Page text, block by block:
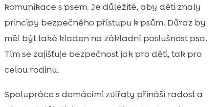
komunikace s psem. Je důležité, aby děti znaly
principy bezpečného přístupu k psům. Důraz by
měl být také kladen na základní poslušnost psa.
Tím se zajišťuje bezpečnost jak pro děti, tak pro
celou rodinu.
Spolupráce s domácími zvířaty přináší radost a